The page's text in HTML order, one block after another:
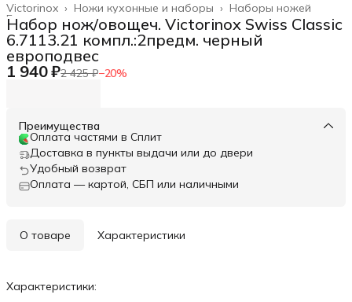
Наборы ножей
Ножи кухонные и наборы ›
Victorinox ›
Главная
Набор нож/овощеч. Victorinox Swiss Classic
6.7113.21 компл.:2предм. черный
европодвес
1 940 ₽2 425 ₽−20%
Преимущества
Оплата частями в Сплит
Доставка в пункты выдачи или до двери
Удобный возврат
Оплата — картой, СБП или наличными
О товаре Характеристики
Характеристики: